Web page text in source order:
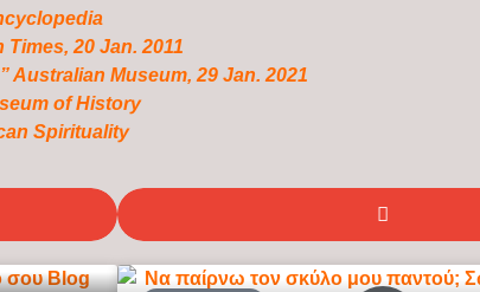
20 Jan. 2011
Australian Museum, 29 Jan. 2021
of History
Spirituality